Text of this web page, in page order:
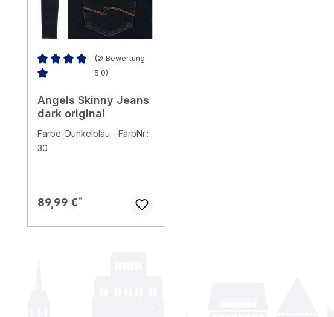
(Ø Bewertung:
5.0)
Angels Skinny Jeans
dark original
Farbe: Dunkelblau - FarbNr.:
30
Regulärer Preis:
89,99 €